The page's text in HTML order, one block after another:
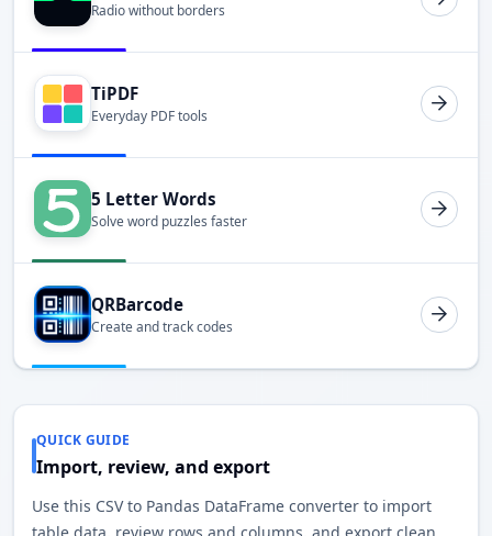
Radio without borders
TiPDF
Everyday PDF tools
5 Letter Words
Solve word puzzles faster
QRBarcode
Create and track codes
QUICK GUIDE
Import, review, and export
Use this CSV to Pandas DataFrame converter to import